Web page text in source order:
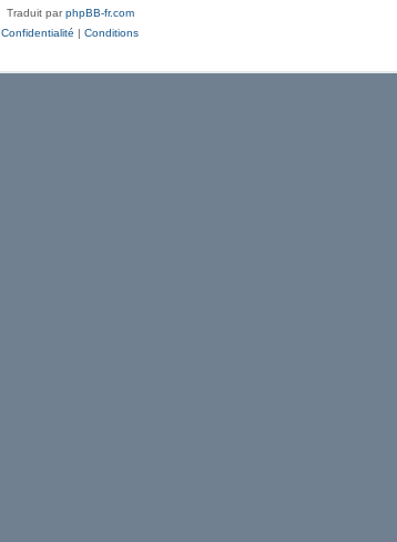
Traduit parphpBB-fr.com
Confidentialité | Conditions